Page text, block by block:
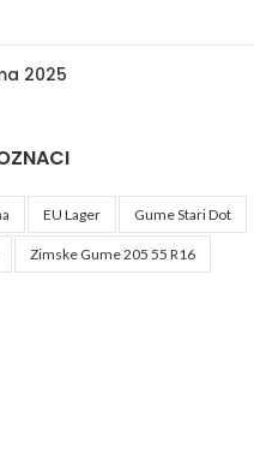
2025
EU Lager Gume Stari Dot
Zimske Gume 205 55 R16